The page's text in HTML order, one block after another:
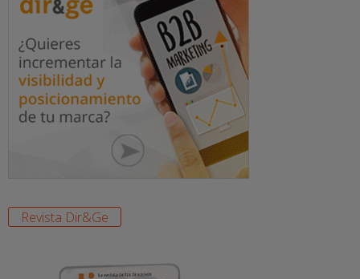
Revista Dir&Ge